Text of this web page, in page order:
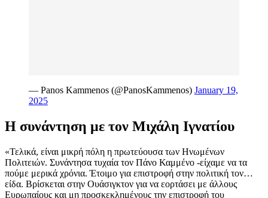
— Panos Kammenos (@PanosKammenos) January 19,
2025
Η συνάντηση με τον Μιχάλη Ιγνατίου
«Τελικά, είναι μικρή πόλη η πρωτεύουσα των Ηνωμένων
Πολιτειών. Συνάντησα τυχαία τον Πάνο Καμμένο -είχαμε να τα
πούμε μερικά χρόνια. Έτοιμο για επιστροφή στην πολιτική τον…
είδα. Βρίσκεται στην Ουάσιγκτον για να εορτάσει με άλλους
Ευρωπαίους και μη προσκεκλημένους την επιστροφή του